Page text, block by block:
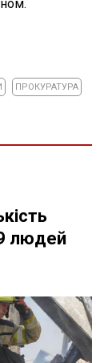
ПРОКУРАТУРА
людей